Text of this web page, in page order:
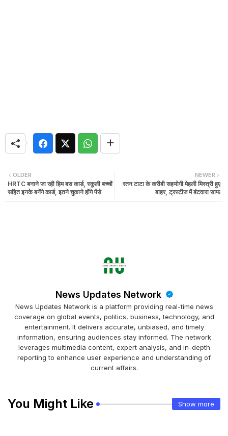
NEWER
रतन टाटा के करीबी सहयोगी मेहली मिस्त्री हुए
बाहर, ट्रस्टीज में बंटवारा साफ
OLDER
HRTC बनाने जा रही हिम बस कार्ड, स्कूली बच्चों
सहित इनके बनेंगे कार्ड, इतने चुकाने होंगे पैसे
News Updates Network
News Updates Network is a platform providing real-time news
coverage on global events, politics, business, technology, and
entertainment. It delivers accurate, unbiased, and timely
information, ensuring audiences stay informed. The network
leverages multimedia content, expert analysis, and in-depth
reporting to enhance user experience and understanding of
current affairs.
You Might Like Show more